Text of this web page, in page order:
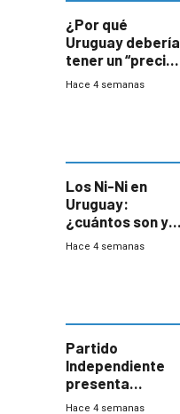
¿Por qué
Uruguay debería
tener un “precio
único” en los
Hace 4 semanas
Los Ni-Ni en
Uruguay:
¿cuántos son y
en dónde están?
Hace 4 semanas
Partido
Independiente
presenta
demanda civil
Hace 4 semanas